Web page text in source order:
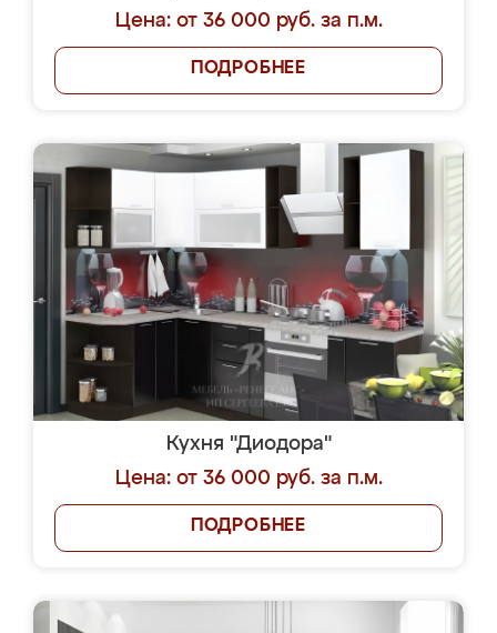
Цена: от 36 000 руб. за п.м.
ПОДРОБНЕЕ
Кухня "Диодора"
Цена: от 36 000 руб. за п.м.
ПОДРОБНЕЕ